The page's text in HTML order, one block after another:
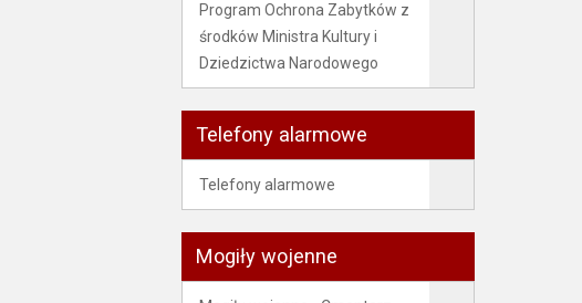
Program Ochrona Zabytków z
środków Ministra Kultury i
Dziedzictwa Narodowego
Telefony alarmowe
Telefony alarmowe
Mogiły wojenne